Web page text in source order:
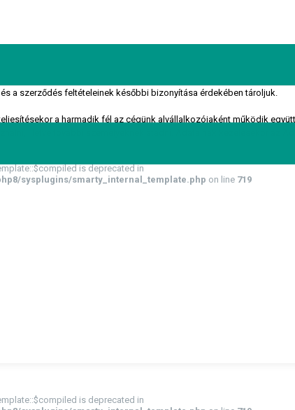
a szerződés feltételeinek későbbi bizonyítása érdekében tároljuk.
a harmadik fél az cégünk alvállalkozójaként működik
illetve további személyeknek átadni. Adatainak kezelésekor az
is deprecated in
sysplugins/smarty_internal_template.php on line 719
is deprecated in